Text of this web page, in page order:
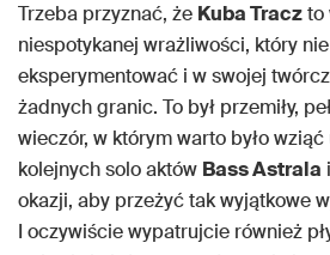
Trzeba przyznać, że Kuba Traczto
niespotykanej wrażliwości, który
eksperymentować i w swojej
żadnych granic. To był przemiły,
wieczór, w którym warto było
kolejnych solo aktów Bass Astrala
okazji, aby przeżyć tak wyjątkowe
I oczywiście wypatrujcie również